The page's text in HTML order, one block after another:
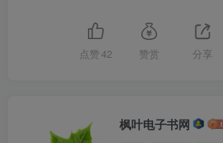
点赞 42 赞赏 分享
枫叶电子书网